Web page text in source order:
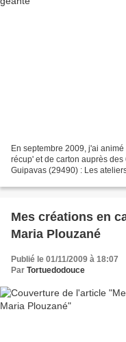
En septembre 2009, j'ai
récup' et de carton auprès
Guipavas (29490) : Les
Mes créations en
Maria Plouzané
Publié le 01/11/2009 à 18:07
Par Tortuedodouce